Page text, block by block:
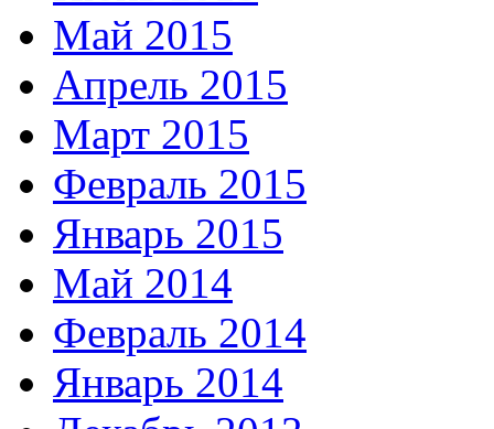
Май 2015
Апрель 2015
Март 2015
Февраль 2015
Январь 2015
Май 2014
Февраль 2014
Январь 2014